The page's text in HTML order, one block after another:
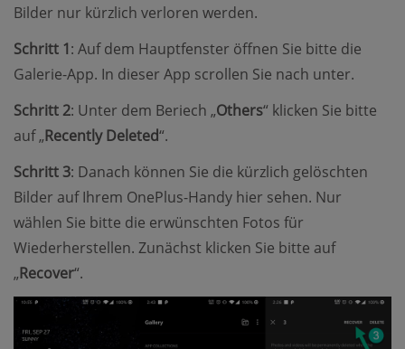
Bilder nur kürzlich verloren werden.
Schritt 1: Auf dem Hauptfenster öffnen Sie bitte die
Galerie-App. In dieser App scrollen Sie nach unter.
Schritt 2: Unter dem Beriech „Others“ klicken Sie bitte
auf „Recently Deleted“.
Schritt 3: Danach können Sie die kürzlich gelöschten
Bilder auf Ihrem OnePlus-Handy hier sehen. Nur
wählen Sie bitte die erwünschten Fotos für
Wiederherstellen. Zunächst klicken Sie bitte auf
„Recover“.